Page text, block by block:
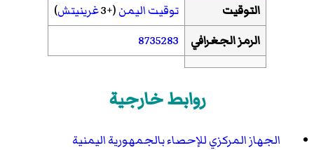
التوقيت
توقيت اليمن(+3 غرينيتش)
الرمز الجغرافي
8735283
روابط خارجية
الجهاز المركزي للإحصاء بالجمهورية اليمنية